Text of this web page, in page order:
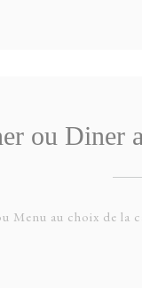
ou Diner
Menu au choix de